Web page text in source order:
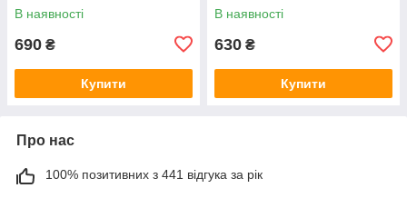
В наявності
690 ₴
Купити
В наявності
630 ₴
Купити
Про нас
100% позитивних з 441 відгука за рік